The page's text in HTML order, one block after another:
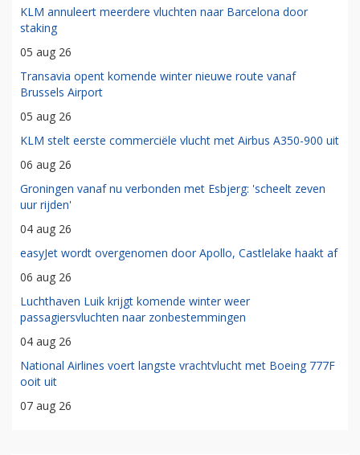
KLM annuleert meerdere vluchten naar Barcelona door
staking
05 aug 26
Transavia opent komende winter nieuwe route vanaf
Brussels Airport
05 aug 26
KLM stelt eerste commerciële vlucht met Airbus A350-900 uit
06 aug 26
Groningen vanaf nu verbonden met Esbjerg: 'scheelt zeven
uur rijden'
04 aug 26
easyJet wordt overgenomen door Apollo, Castlelake haakt af
06 aug 26
Luchthaven Luik krijgt komende winter weer
passagiersvluchten naar zonbestemmingen
04 aug 26
National Airlines voert langste vrachtvlucht met Boeing 777F
ooit uit
07 aug 26